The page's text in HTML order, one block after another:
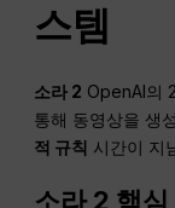
스템
소라 2 OpenAI의
통해 동영상을 생
적 규칙 시간이 지
소라 2 핵심